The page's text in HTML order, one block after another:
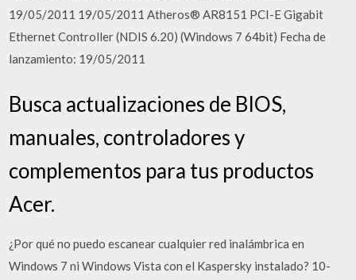
19/05/2011 19/05/2011 Atheros® AR8151 PCI-E Gigabit
Ethernet Controller (NDIS 6.20) (Windows 7 64bit) Fecha de
lanzamiento: 19/05/2011
Busca actualizaciones de BIOS,
manuales, controladores y
complementos para tus productos
Acer.
¿Por qué no puedo escanear cualquier red inalámbrica en
Windows 7 ni Windows Vista con el Kaspersky instalado? 10-